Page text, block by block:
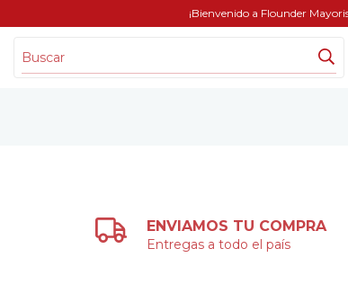
¡Bienvenido a Flounder
ENVIAMOS TU COMPRA
Entregas a todo el país